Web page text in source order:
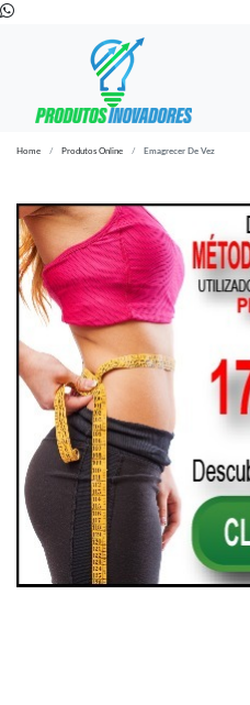
Home Produtos Online Emagrecer De Vez